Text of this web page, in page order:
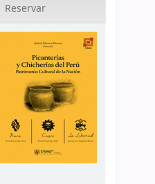
Reservar